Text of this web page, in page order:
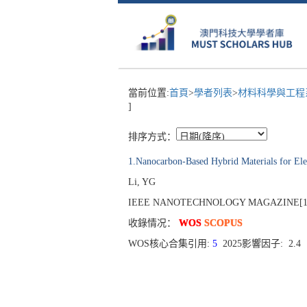
當前位置:首頁>學者列表>材料科學與工程
]
排序方式：
1.Nanocarbon-Based Hybrid Materials for
Li, YG
IEEE NANOTECHNOLOGY
收錄情况： WOS SCOPUS
WOS核心合集引用: 5 2025影響因子: 2.4